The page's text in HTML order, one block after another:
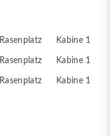
Rasenplatz Kabine 1
Rasenplatz Kabine 1
Rasenplatz Kabine 1